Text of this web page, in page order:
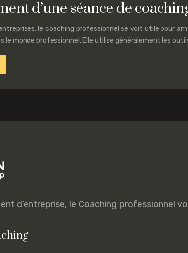
d’une séance de
le coaching professionnel se voit utile pour
le monde professionnel. Elle utilise généralement les
d’entreprise, le Coaching professionnel